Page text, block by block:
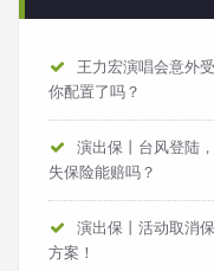
王力宏演唱会意外
你配置了吗？
演出保丨台风登陆
失保险能赔吗？
演出保丨活动取消
方案！